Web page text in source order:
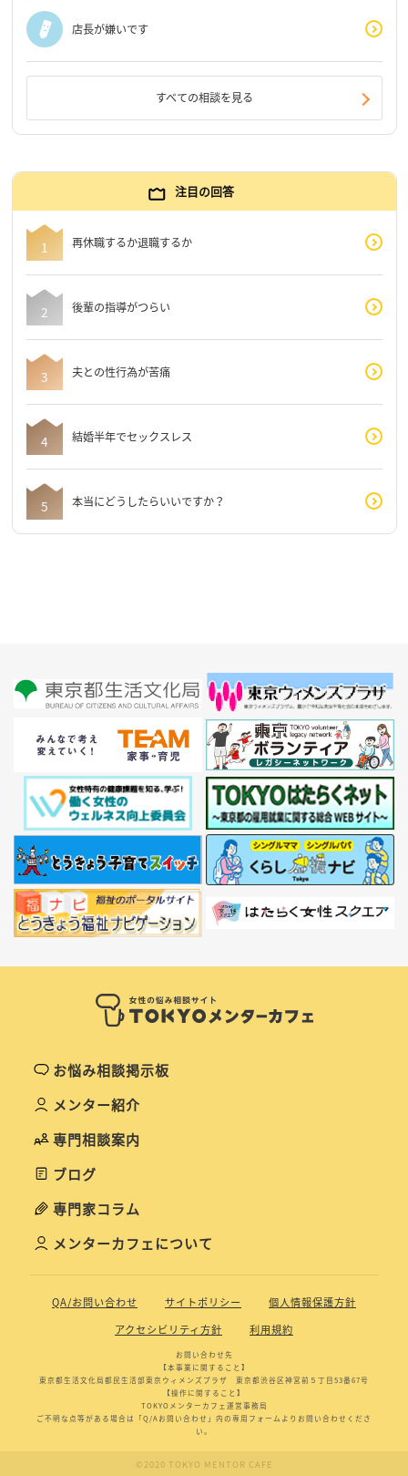
店長が嫌いです
すべての相談を見る
注目の回答
再休職するか退職するか
後輩の指導がつらい
夫との性行為が苦痛
結婚半年でセックスレス
本当にどうしたらいいですか？
お悩み相談掲示板
メンター紹介
専門相談案内
ブログ
専門家コラム
メンターカフェについて
QA/お問い合わせ サイトポリシー
個人情報保護方針
アクセシビリティ方針
利用規約
お問い合わせ先
【本事業に関すること】
東京都生活文化局都民生活部東京ウィメンズプラザ 東京都渋谷区神宮前５丁目53番67号
【操作に関すること】
TOKYOメンターカフェ運営事務局
ご不明な点等がある場合は「Q/Aお問い合わせ」内の専用フォームよりお問い合わせくださ
い。
©2020 TOKYO MENTOR CAFE